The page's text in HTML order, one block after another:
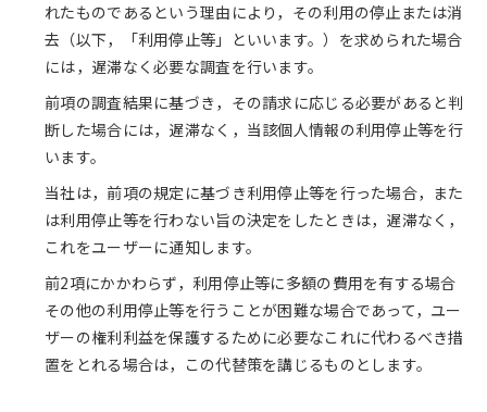
れたものであるという理由により，その利用の停止または消
去（以下，「利用停止等」といいます。）を求められた場合
には，遅滞なく必要な調査を行います。
前項の調査結果に基づき，その請求に応じる必要があると判
断した場合には，遅滞なく，当該個人情報の利用停止等を行
います。
当社は，前項の規定に基づき利用停止等を行った場合，また
は利用停止等を行わない旨の決定をしたときは，遅滞なく，
これをユーザーに通知します。
前2項にかかわらず，利用停止等に多額の費用を有する場合
その他の利用停止等を行うことが困難な場合であって，ユー
ザーの権利利益を保護するために必要なこれに代わるべき措
置をとれる場合は，この代替策を講じるものとします。